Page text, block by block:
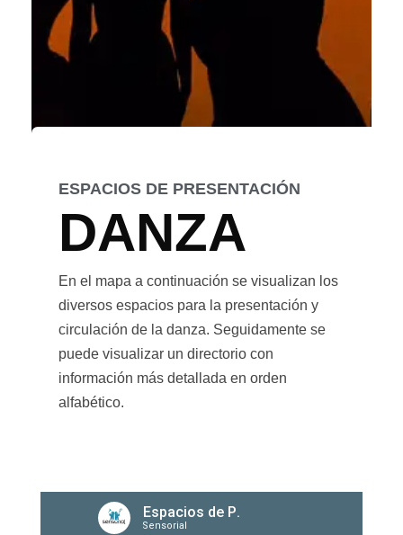
ESPACIOS DE PRESENTACIÓN
DANZA
En el mapa a continuación se visualizan los
diversos espacios para la presentación y
circulación de la danza. Seguidamente se
puede visualizar un directorio con
información más detallada en orden
alfabético.